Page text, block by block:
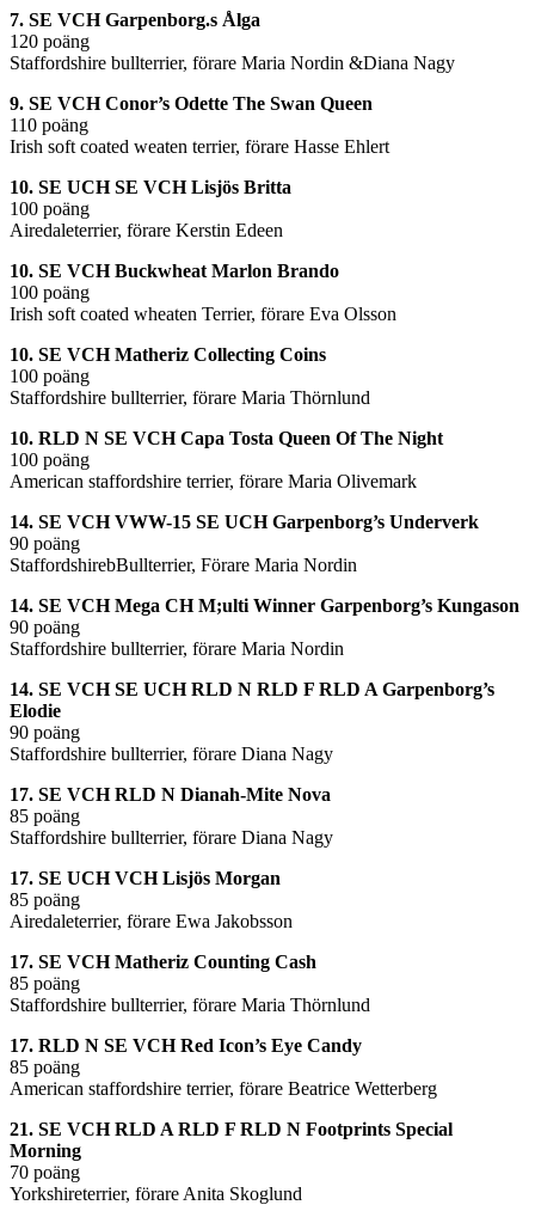
7. SE VCH Garpenborg.s Ålga
120 poäng
Staffordshire bullterrier, förare Maria Nordin &Diana Nagy
9. SE VCH Conor’s Odette The Swan Queen
110 poäng
Irish soft coated weaten terrier, förare Hasse Ehlert
10. SE UCH SE VCH Lisjös Britta
100 poäng
Airedaleterrier, förare Kerstin Edeen
10. SE VCH Buckwheat Marlon Brando
100 poäng
Irish soft coated wheaten Terrier, förare Eva Olsson
10. SE VCH Matheriz Collecting Coins
100 poäng
Staffordshire bullterrier, förare Maria Thörnlund
10. RLD N SE VCH Capa Tosta Queen Of The Night
100 poäng
American staffordshire terrier, förare Maria Olivemark
14. SE VCH VWW-15 SE UCH Garpenborg’s Underverk
90 poäng
StaffordshirebBullterrier, Förare Maria Nordin
14. SE VCH Mega CH M;ulti Winner Garpenborg’s Kungason
90 poäng
Staffordshire bullterrier, förare Maria Nordin
14. SE VCH SE UCH RLD N RLD F RLD A Garpenborg’s
Elodie
90 poäng
Staffordshire bullterrier, förare Diana Nagy
17. SE VCH RLD N Dianah-Mite Nova
85 poäng
Staffordshire bullterrier, förare Diana Nagy
17. SE UCH VCH Lisjös Morgan
85 poäng
Airedaleterrier, förare Ewa Jakobsson
17. SE VCH Matheriz Counting Cash
85 poäng
Staffordshire bullterrier, förare Maria Thörnlund
17. RLD N SE VCH Red Icon’s Eye Candy
85 poäng
American staffordshire terrier, förare Beatrice Wetterberg
21. SE VCH RLD A RLD F RLD N Footprints Special
Morning
70 poäng
Yorkshireterrier, förare Anita Skoglund